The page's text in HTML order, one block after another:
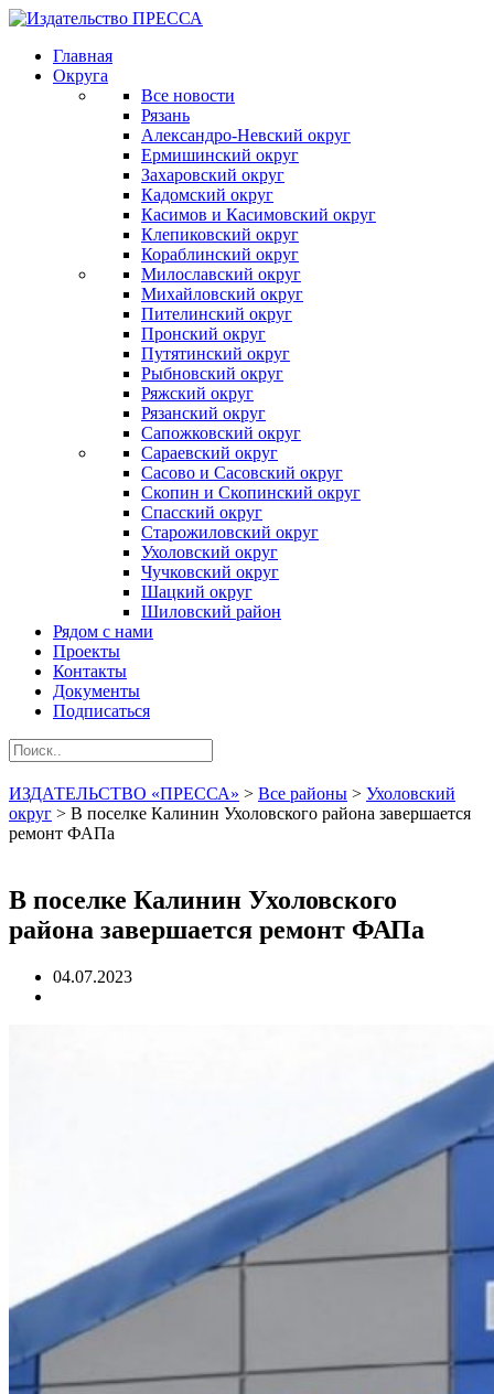
Главная
Округа
Все новости
Рязань
Александро-Невский округ
Ермишинский округ
Захаровский округ
Кадомский округ
Касимов и Касимовский округ
Клепиковский округ
Кораблинский округ
Милославский округ
Михайловский округ
Пителинский округ
Пронский округ
Путятинский округ
Рыбновский округ
Ряжский округ
Рязанский округ
Сапожковский округ
Сараевский округ
Сасово и Сасовский округ
Скопин и Скопинский округ
Спасский округ
Старожиловский округ
Ухоловский округ
Чучковский округ
Шацкий округ
Шиловский район
Рядом с нами
Проекты
Контакты
Документы
Подписаться
ИЗДАТЕЛЬСТВО «ПРЕССА» > Все районы > Ухоловский
округ > В поселке Калинин Ухоловского района завершается
ремонт ФАПа
В поселке Калинин Ухоловского
района завершается ремонт ФАПа
04.07.2023